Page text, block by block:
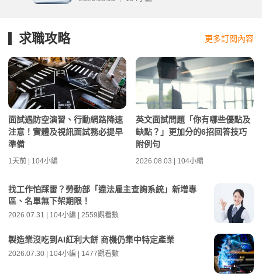
求職攻略 更多訂閱內容
面試遇防空演習、行動網路降速
注意！實體及視訊面試務必提早
準備
1天前 | 104小編
英文面試問題「你有哪些優點及
缺點？」更加分的6招回答技巧
附例句
2026.08.03 | 104小編
找工作怕踩雷？勞動部「違法雇主查詢系統」新增專
區、名單無下架期限！
2026.07.31 | 104小編 | 2559觀看數
製造業沒吃到AI紅利大餅 商機仍集中特定產業
2026.07.30 | 104小編 | 1477觀看數